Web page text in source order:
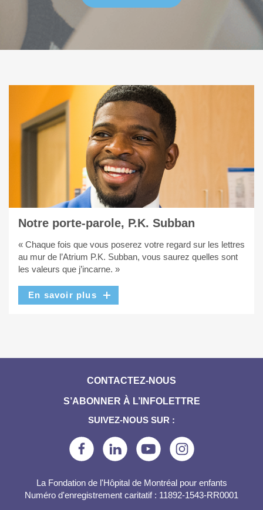
Notre porte-parole, P.K. Subban
« Chaque fois que vous poserez votre regard sur les lettres
au mur de l’Atrium P.K. Subban, vous saurez quelles sont
les valeurs que j’incarne. »
En savoir plus
CONTACTEZ-NOUS
S’ABONNER À L’INFOLETTRE
SUIVEZ-NOUS SUR :
La Fondation de l'Hôpital de Montréal pour enfants
Numéro d'enregistrement caritatif : 11892-1543-RR0001